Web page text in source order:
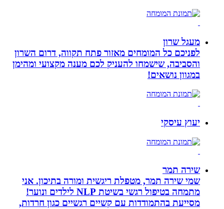
מעגל שרון
לפניכם כל המומחים מאזור פתח תקווה, דרום השרון
והסביבה, שישמחו להעניק לכם מענה מקצועי ומהימן
במגוון נושאים!
יעוץ עיסקי
שירה תמר
שמי שירה תמר, מטפלת ריגשית ומורה בתיכון. אני
מתמחה בטיפול רגשי בשיטת NLP לילדים ונוער!
מסייעת בהתמודדות עם קשיים רגשיים כגון חרדות,